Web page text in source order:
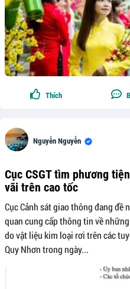
Thích
Nguyễn Nguyễn
Cục CSGT tìm phương
vãi trên cao tốc
Cục Cảnh sát giao thông đang đề
quan cung cấp thông tin về
do vật liệu kim loại rơi trên các
Quy Nhơn trong ngày...